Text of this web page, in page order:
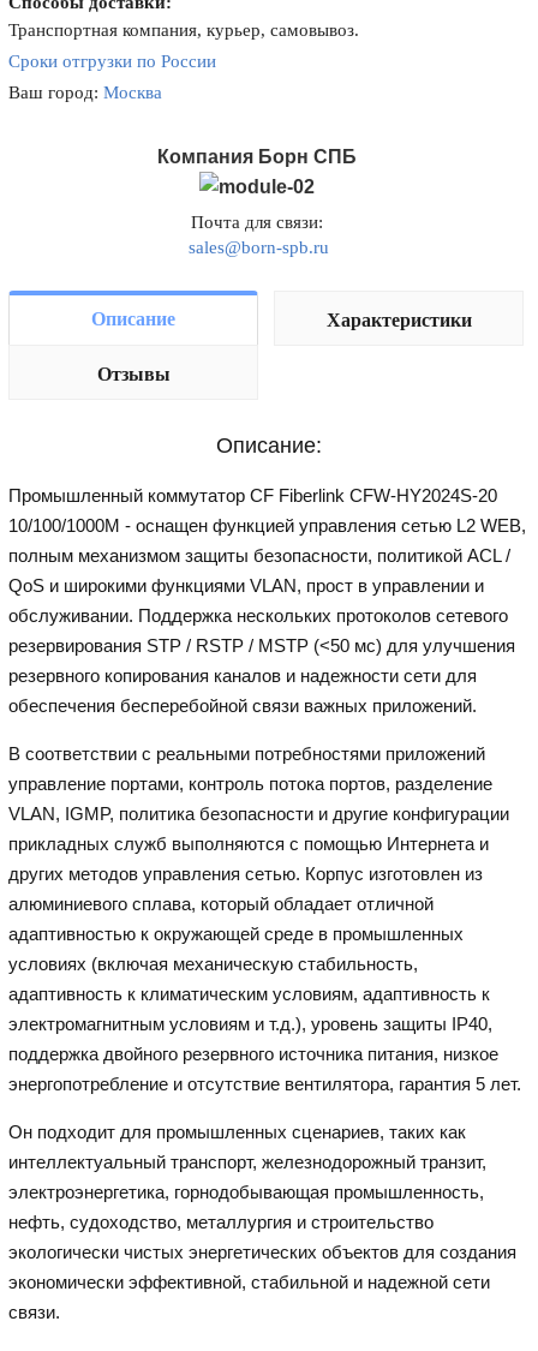
Транспортная компания, курьер, самовывоз.
Сроки отгрузки по России
Ваш город:Москва
Компания Борн СПБ
Почта для связи:
sales@born-spb.ru
Описание Характеристики
Отзывы
Описание:
Промышленный коммутатор CF Fiberlink CFW-HY2024S-20
10/100/1000M - оснащен функцией управления сетью L2 WEB,
полным механизмом защиты безопасности, политикой ACL /
QoS и широкими функциями VLAN, прост в управлении и
обслуживании. Поддержка нескольких протоколов сетевого
резервирования STP / RSTP / MSTP (<50 мс) для улучшения
резервного копирования каналов и надежности сети для
обеспечения бесперебойной связи важных приложений.
В соответствии с реальными потребностями приложений
управление портами, контроль потока портов, разделение
VLAN, IGMP, политика безопасности и другие конфигурации
прикладных служб выполняются с помощью Интернета и
других методов управления сетью. Корпус изготовлен из
алюминиевого сплава, который обладает отличной
адаптивностью к окружающей среде в промышленных
условиях (включая механическую стабильность,
адаптивность к климатическим условиям, адаптивность к
электромагнитным условиям и т.д.), уровень защиты IP40,
поддержка двойного резервного источника питания, низкое
энергопотребление и отсутствие вентилятора, гарантия 5 лет.
Он подходит для промышленных сценариев, таких как
интеллектуальный транспорт, железнодорожный транзит,
электроэнергетика, горнодобывающая промышленность,
нефть, судоходство, металлургия и строительство
экологически чистых энергетических объектов для создания
экономически эффективной, стабильной и надежной сети
связи.